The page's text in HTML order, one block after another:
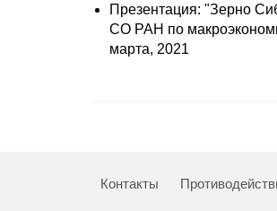
Презентация: "Зерно
СО РАН по
марта, 2021
Контакты